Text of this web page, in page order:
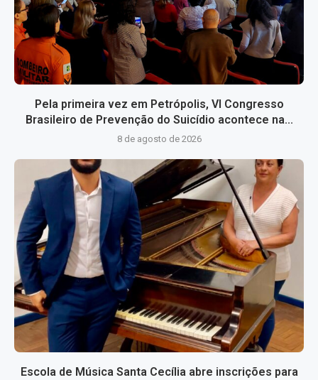
Pela primeira vez em Petrópolis, VI Congresso
Brasileiro de Prevenção do Suicídio acontece na...
8 de agosto de 2026
Escola de Música Santa Cecília abre inscrições para